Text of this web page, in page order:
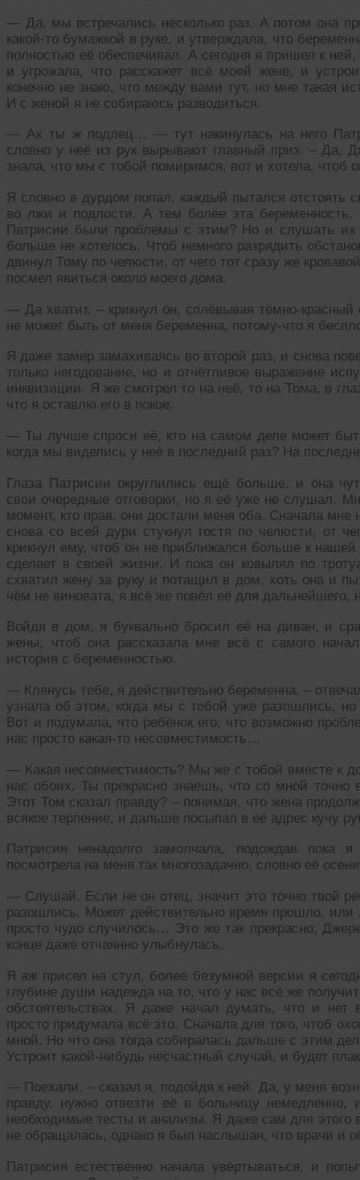
— Да, мы встречались несколько раз. А потом она
какой-то бумажкой в руке, и утверждала, что
полностью её обеспечивал. А сегодня я пришел к
и угрожала, что расскажет всё моей жене, и
конечно не знаю, что между вами тут, но мне такая
И с женой я не собираюсь разводиться.
— Ах ты ж подлец… — тут накинулась на него
словно у неё из рук вырывают главный приз. – Да,
знала, что мы с тобой помиримся, вот и хотела, чтоб
Я словно в дурдом попал, каждый пытался отстоять
во лжи и подлости. А тем более эта
Патрисии были проблемы с этим? Но и слушать
больше не хотелось. Чтоб немного разрядить
двинул Тому по челюсти, от чего тот сразу же
посмел явиться около моего дома.
— Да хватит. – крикнул он, сплёвывая тёмно-
не может быть от меня беременна, потому-что я
Я даже замер замахиваясь во второй раз, и снова
только негодование, но и отчётливое выражение
инквизиции. Я же смотрел то на неё, то на Тома, в
что я оставлю его в покое.
— Ты лучше спроси её, кто на самом деле может
когда мы виделись у неё в последний раз? На
Глаза Патрисии округлились ещё больше, и она
свои очередные отговорки, но я её уже не слушал.
момент, кто прав, они достали меня оба. Сначала
снова со всей дури стукнул гостя по челюсти, от
крикнул ему, чтоб он не приближался больше к
сделает в своей жизни. И пока он ковылял по
схватил жену за руку и потащил в дом, хоть она и
чём не виновата, я всё же повёл её для дальнейшего,
Войдя в дом, я буквально бросил её на диван, и
жены, чтоб она рассказала мне всё с самого
история с беременностью.
— Клянусь тебе, я действительно беременна. –
узнала об этом, когда мы с тобой уже разошлись,
Вот и подумала, что ребёнок его, что возможно
нас просто какая-то несовместимость…
— Какая несовместимость? Мы же с тобой вместе к
нас обоих. Ты прекрасно знаешь, что со мной
Этот Том сказал правду? – понимая, что жена
всякое терпение, и дальше посыпал в её адрес кучу
Патрисия ненадолго замолчала, подождав пока
посмотрела на меня так многозадачно, словно её
— Слушай. Если не он отец, значит это точно твой
разошлись. Может действительно время прошло, или
просто чудо случилось… Это же так прекрасно,
конце даже отчаянно улыбнулась.
Я аж присел на стул, более безумной версии я
глубине души надежда на то, что у нас всё же
обстоятельствах. Я даже начал думать, что и нет
просто придумала всё это. Сначала для того, чтоб
мной. Но что она тогда собиралась дальше с этим
Устроит какой-нибудь несчастный случай, и будет
— Поехали. – сказал я, подойдя к ней. Да, у меня
правду, нужно отвезти её в больницу немедленно,
необходимые тесты и анализы. Я даже сам для этого
не обращалась, однако я был наслышан, что врачи и
Патрисия естественно начала увёртываться, и